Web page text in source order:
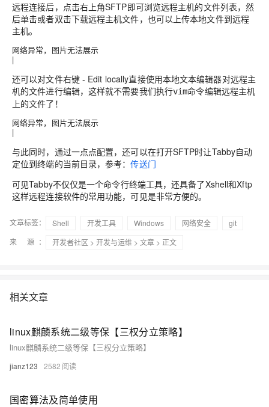
远程连接后，点击右上角SFTP即可浏览远程主机的文件列表，然
后单击或者双击下载远程主机文件，也可以 上传本地文件到远程
主机。
网络异常，图片无法展示
|
还可以对文件右键 - Edit locally直接使用本地文本编辑器对远程主
机的文件进行编辑，这样就不需要我们执行vim命令编辑远程主机
上的文件了！
网络异常，图片无法展示
|
与此同时，通过一点点配置，还可以在打开SFTP时让Tabby自动
定位到终端的当前目录，参考：传送门
可见Tabby不仅仅是一个命令行终端工具，还具备了Xshell和Xftp
这样远程连接软件的常用功能，可见是非常方便的。
文章标签： Shell 开发工具 Windows 网络安全
git
来 源：
开发者社区 > 开发与运维 > 文章 > 正文
相关文章
linux麒麟系统二级等保【三权分立策略】
linux麒麟系统二级等保【三权分立策略】
jianz123 2582
国密算法及简单使用